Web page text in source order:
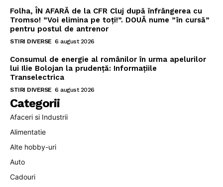
Folha, ÎN AFARĂ de la CFR Cluj după înfrângerea cu
Tromso! ”Voi elimina pe toți!”. DOUĂ nume ”în cursă”
pentru postul de antrenor
STIRI DIVERSE 6 august 2026
Consumul de energie al românilor în urma apelurilor
lui Ilie Bolojan la prudență: Informațiile
Transelectrica
STIRI DIVERSE 6 august 2026
Categorii
Afaceri si Industrii
Alimentatie
Alte hobby-uri
Auto
Cadouri